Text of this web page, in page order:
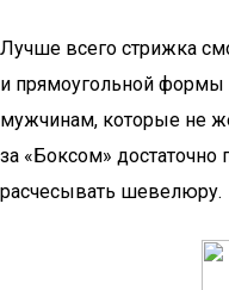
Лучше всего стрижка
и прямоугольной формы
мужчинам, которые не
за «Боксом»
расчесывать шевелюру.